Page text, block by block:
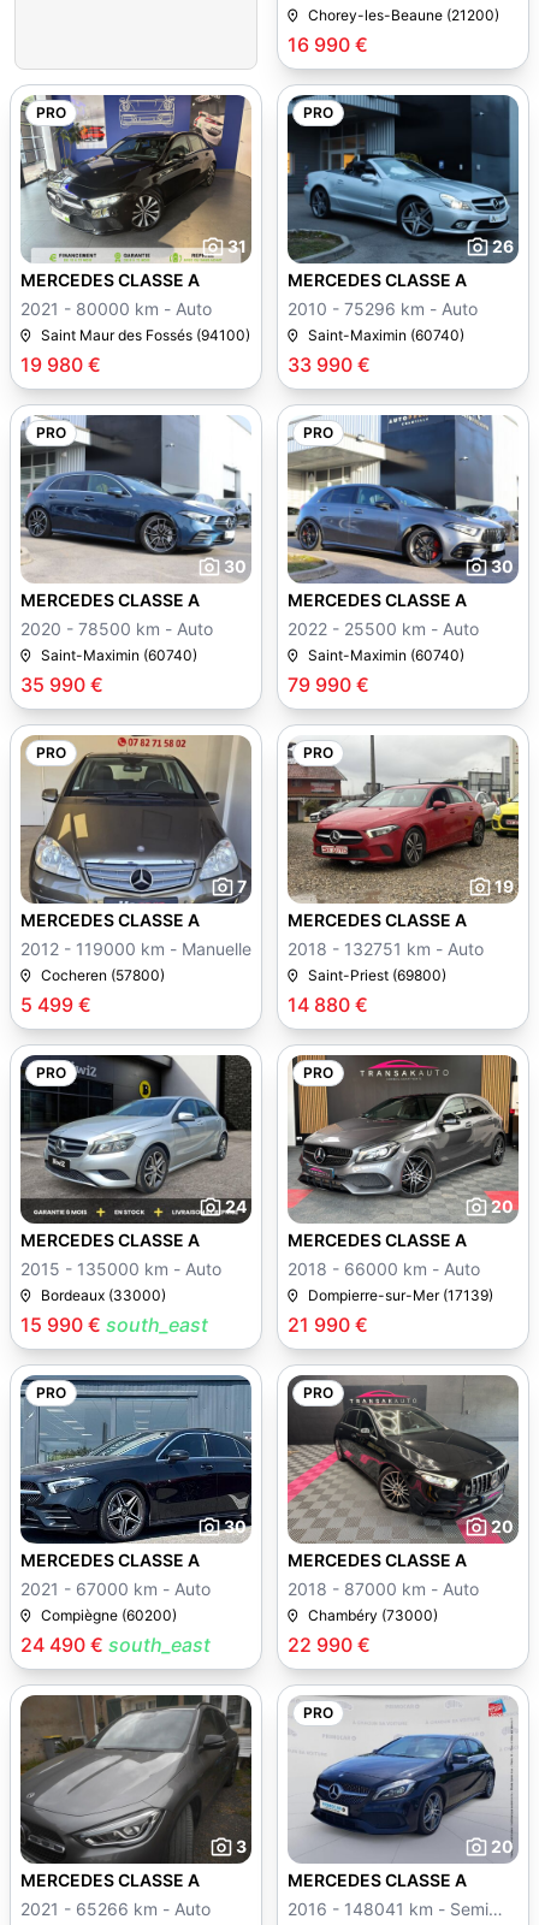
16 990 €
Chorey-les-Beaune (21200)
PRO
31
19 980 €
MERCEDES CLASSE A
2021 - 80000 km - Auto
Saint Maur des Fossés (94100)
PRO
26
33 990 €
MERCEDES CLASSE A
2010 - 75296 km - Auto
Saint-Maximin (60740)
PRO
30
35 990 €
MERCEDES CLASSE A
2020 - 78500 km - Auto
Saint-Maximin (60740)
PRO
30
79 990 €
MERCEDES CLASSE A
2022 - 25500 km - Auto
Saint-Maximin (60740)
PRO
7
5 499 €
MERCEDES CLASSE A
2012 - 119000 km - Manuelle
Cocheren (57800)
PRO
19
14 880 €
MERCEDES CLASSE A
2018 - 132751 km - Auto
Saint-Priest (69800)
PRO
24
15 990 € south_east
MERCEDES CLASSE A
2015 - 135000 km - Auto
Bordeaux (33000)
PRO
20
21 990 €
MERCEDES CLASSE A
2018 - 66000 km - Auto
Dompierre-sur-Mer (17139)
PRO
30
24 490 € south_east
MERCEDES CLASSE A
2021 - 67000 km - Auto
Compiègne (60200)
PRO
20
22 990 €
MERCEDES CLASSE A
2018 - 87000 km - Auto
Chambéry (73000)
3
MERCEDES CLASSE A
2021 - 65266 km - Auto
PRO
20
MERCEDES CLASSE A
2016 - 148041 km - Semi